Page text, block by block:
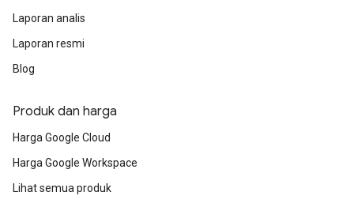
Laporan analis
Laporan resmi
Blog
Produk dan harga
Harga Google Cloud
Harga Google Workspace
Lihat semua produk